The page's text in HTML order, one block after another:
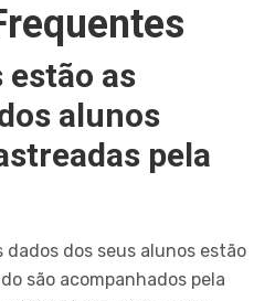
estão as
alunos
pela
dados dos seus alunos estão
são acompanhados pela